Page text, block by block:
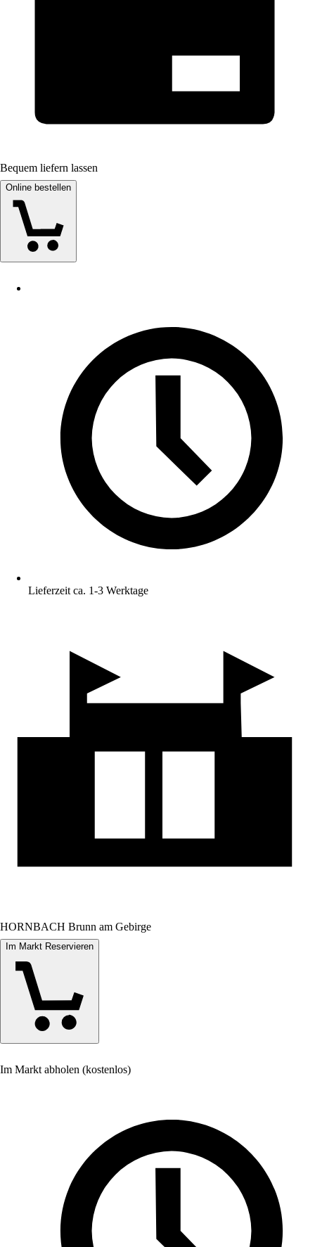
Bequem liefern lassen
Online bestellen
Lieferzeit ca. 1-3 Werktage
HORNBACH Brunn am Gebirge
Im Markt Reservieren
Im Markt abholen (kostenlos)